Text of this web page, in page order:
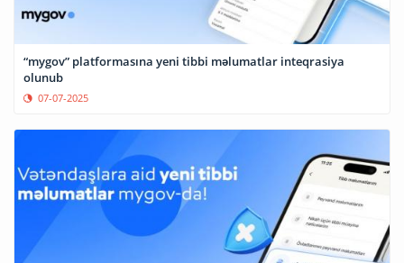
“mygov” platformasına yeni tibbi məlumatlar inteqrasiya
olunub
07-07-2025